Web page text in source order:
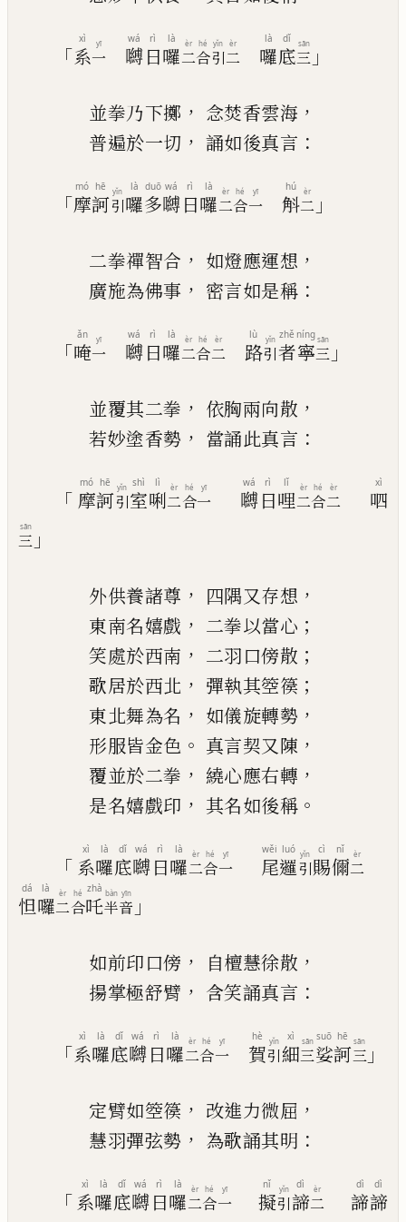
「系
xì
一
yī
嚩
wá
日
rì
囉
là
二
èr
合
hé
引
yǐn
二
èr
囉
là
底
dǐ
三
sān 」
並拳乃下擲 ， 念焚香雲海 ，
普遍於一切 ， 誦如後真言 ：
「摩
mó
訶
hē
引
yǐn
囉
là
多
duō
嚩
wá
日
rì
囉
là
二
èr
合
hé
一
yī
斛
hú
二
èr 」
二拳禪智合 ， 如燈應運想 ，
廣施為佛事 ， 密言如是稱 ：
「唵
ǎn
一
yī
嚩
wá
日
rì
囉
là
二
èr
合
hé
二
èr
路
lù
引
yǐn
者
zhě
寧
níng
三
sān 」
並覆其二拳 ， 依胸兩向散 ，
若妙塗香勢 ， 當誦此真言 ：
「 摩
mó
訶
hē
引
yǐn
室
shì
唎
lì
二
èr
合
hé
一
yī
嚩
wá
日
rì
哩
lǐ
二
èr
合
hé
二
èr
呬
xì
三
sān 」
外供養諸尊 ， 四隅又存想 ，
東南名嬉戲 ， 二拳以當心 ；
笑處於西南 ， 二羽口傍散 ；
歌居於西北 ， 彈執其箜篌 ；
東北舞為名 ， 如儀旋轉勢 ，
形服皆金色 。 真言契又陳 ，
覆並於二拳 ， 繞心應右轉 ，
是名嬉戲印 ， 其名如後稱 。
「 系
xì
囉
là
底
dǐ
嚩
wá
日
rì
囉
là
二
èr
合
hé
一
yī
尾
wěi
邏
luó
引
yǐn
賜
cì
儞
nǐ
二
èr
怛
dá
囉
là
二
èr
合
hé
吒
zhà
半
bàn
音
yīn 」
如前印口傍 ， 自檀慧徐散 ，
揚掌極舒臂 ， 含笑誦真言 ：
「系
xì
囉
là
底
dǐ
嚩
wá
日
rì
囉
là
二
èr
合
hé
一
yī
賀
hè
引
yǐn
細
xì
三
sān
娑
suō
訶
hē
三
sān 」
定臂如箜篌 ， 改進力微屈 ，
慧羽彈弦勢 ， 為歌誦其明 ：
「 系
xì
囉
là
底
dǐ
嚩
wá
日
rì
囉
là
二
èr
合
hé
一
yī
擬
nǐ
引
yǐn
諦
dì
二
èr
諦
dì
諦
dì